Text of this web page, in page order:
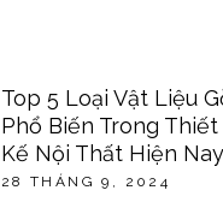
Top 5 Loại Vật Liệu
Phổ Biến Trong Thiết
Kế Nội Thất Hiện Nay
28 THÁNG 9, 2024